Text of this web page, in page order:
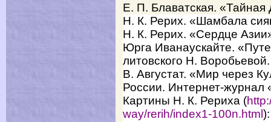
Е. П. Блаватская. «Тайная
Н. К. Рерих. «Шамбала
Н. К. Рерих. «Сердце
Юрга Иванаускайте.
литовского Н.
В. Августат. «Мир через
России. Интернет-
Картины Н. К. Рериха (
way/rerih/index1-100n.html):